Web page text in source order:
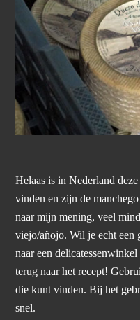
Helaas is in Nederland
vinden en zijn de
naar mijn mening, veel
viejo/añojo. Wil je echt een
naar een
terug naar het recept!
die kunt vinden. Bij het
snel.